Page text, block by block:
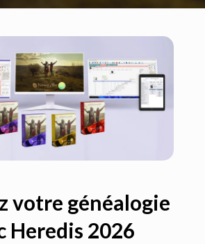
votre généalogie
Heredis 2026